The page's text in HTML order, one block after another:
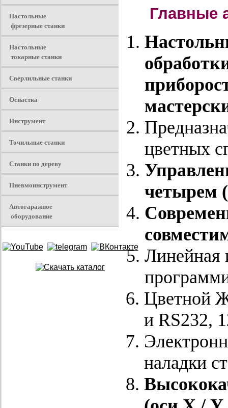
Настольные
фрезерные станки
Настольные
токарные станки
Сверлильные станки
Оснастка
Инструмент
Точильные станки
Станки по дереву
Пневмоинструмент
Автогаражное
оборудование
Главные
цветных
четырем
Линейная
Цветной
и RS232,
наладки